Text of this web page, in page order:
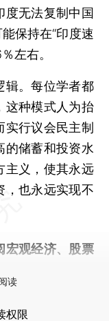
度无法复制中国
保持在“印度速
左右。
。每位学者都
这种模式人为抬
行议会民主制
的储蓄和投资水
主义，使其永远
，也永远实现不
宏观经济、股票
读
权限